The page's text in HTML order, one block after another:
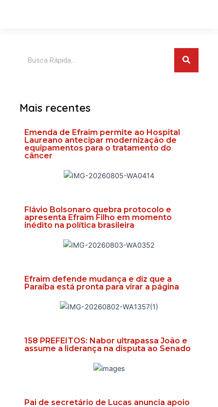
Mais recentes
Emenda de Efraim permite ao Hospital
Laureano antecipar modernização de
equipamentos para o tratamento do
câncer
Flávio Bolsonaro quebra protocolo e
apresenta Efraim Filho em momento
inédito na política brasileira
Efraim defende mudança e diz que a
Paraíba está pronta para virar a página
158 PREFEITOS: Nabor ultrapassa João e
assume a liderança na disputa ao Senado
Pai de secretário de Lucas anuncia apoio